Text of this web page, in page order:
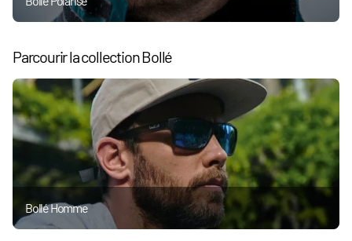
Parcourir la collection Bollé
Bollé Homme